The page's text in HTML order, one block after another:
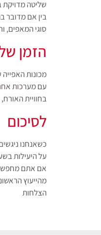
שליטה מדויקת
בין אם מדובר
סוגי המאפים,
הזמן
מכונות
עם מערכות
בחוויית
לסיכום
כשאנחנו
על היעילות
אם אתם
מהייעוץ
הצלחות